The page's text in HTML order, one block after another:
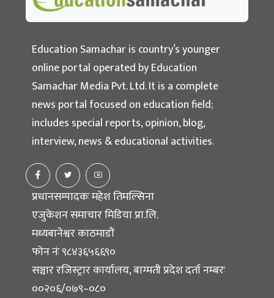
Education Samachar
Nepal's No.1 Educational News Portal
Education Samachar is country’s younger
online portal operated by Education
Samachar Media Pvt. Ltd. It is a complete
news portal focused on education field;
includes special reports, opinion, blog,
interview, news & educational activities.
प्रधानसम्पादकः महेश तिमल्सिना
एजुकेशन समाचार मिडिया प्रा.लि.
मध्यबानेश्वर काठमाडौं
फोन नंः ९८४३६५६६९०
सञ्चार रजिस्ट्रार कार्यालय, बाग्मती प्रदेश दर्ता नम्बरः
००२०६/०७९–०८०